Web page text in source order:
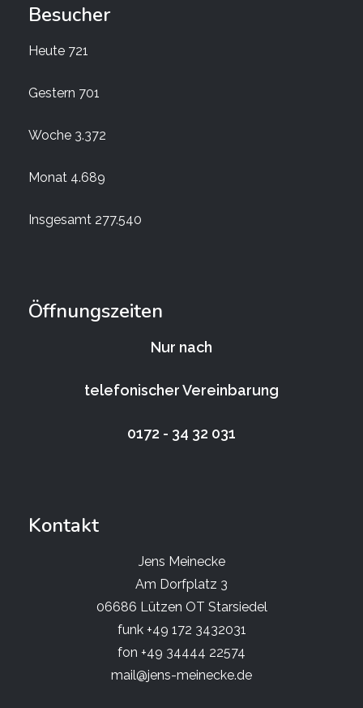
Besucher
Heute 721
Gestern 701
Woche 3.372
Monat 4.689
Insgesamt 277.540
Öffnungszeiten
Nur nach
telefonischer Vereinbarung
0172 - 34 32 031
Kontakt
Jens Meinecke
Am Dorfplatz 3
06686 Lützen OT Starsiedel
funk +49 172 3432031
fon +49 34444 22574
mail@jens-meinecke.de